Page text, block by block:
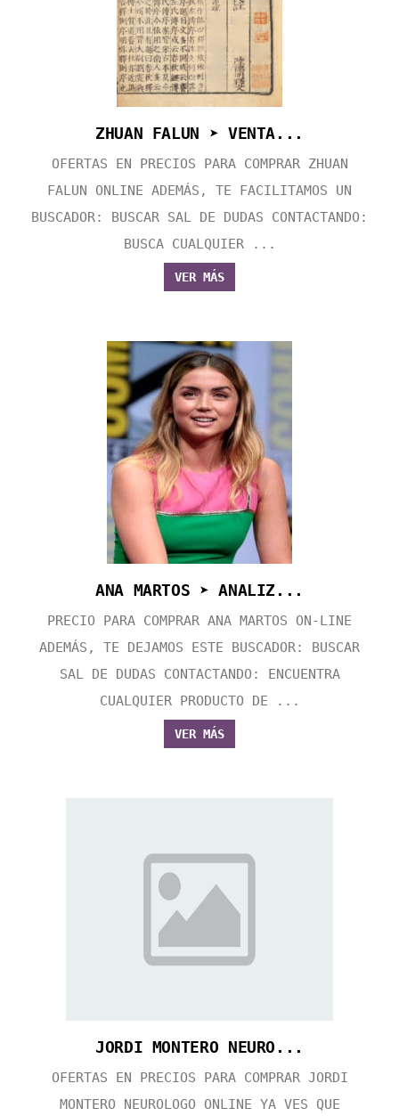
ZHUAN FALUN ➤ VENTA...
OFERTAS EN PRECIOS PARA COMPRAR ZHUAN
FALUN ONLINE ADEMÁS, TE FACILITAMOS UN
BUSCADOR: BUSCAR SAL DE DUDAS CONTACTANDO:
BUSCA CUALQUIER ...
VER MÁS
ANA MARTOS ➤ ANALIZ...
PRECIO PARA COMPRAR ANA MARTOS ON-LINE
ADEMÁS, TE DEJAMOS ESTE BUSCADOR: BUSCAR
SAL DE DUDAS CONTACTANDO: ENCUENTRA
CUALQUIER PRODUCTO DE ...
VER MÁS
JORDI MONTERO NEURO...
OFERTAS EN PRECIOS PARA COMPRAR JORDI
MONTERO NEUROLOGO ONLINE YA VES QUE